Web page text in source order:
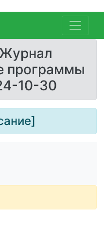
программы
10-30